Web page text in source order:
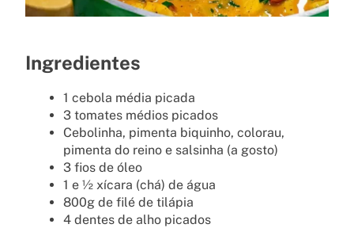
Ingredientes
1 cebola média picada
3 tomates médios picados
Cebolinha, pimenta biquinho, colorau,
pimenta do reino e salsinha (a gosto)
3 fios de óleo
1 e ½ xícara (chá) de água
800g de filé de tilápia
4 dentes de alho picados